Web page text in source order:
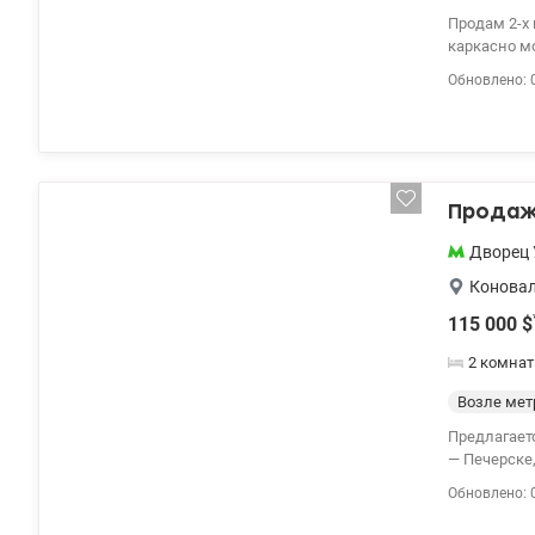
готов
пожарной
Продам 2-х комнатную
каркасно
супермаркеты, аптеки . Идеальная локация
района.
Обновлено:
Дворец
115 000 $
2
Возле
—
Обновлено: